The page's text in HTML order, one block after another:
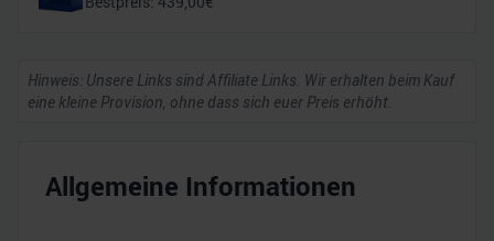
Hinweis: Unsere Links sind Affiliate Links. Wir erhalten beim Kauf
eine kleine Provision, ohne dass sich euer Preis erhöht.
Allgemeine Informationen